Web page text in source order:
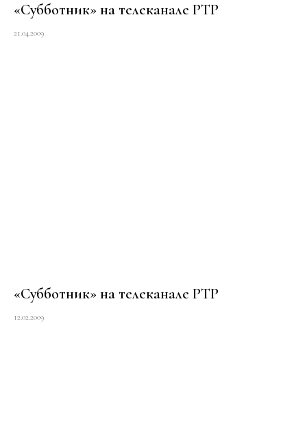
«Субботник» на телеканале РТР
21.04.2009
«Субботник» на телеканале РТР
12.02.2009